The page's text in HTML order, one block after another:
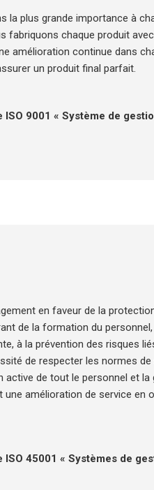
plus grande importance à
chaque produit
amélioration continue dans
un produit final parfait.
9001 « Système de
en faveur de la
de la formation du
à la prévention des risques
de respecter les normes de
de tout le personnel et la
amélioration de service en
45001 « Systèmes de